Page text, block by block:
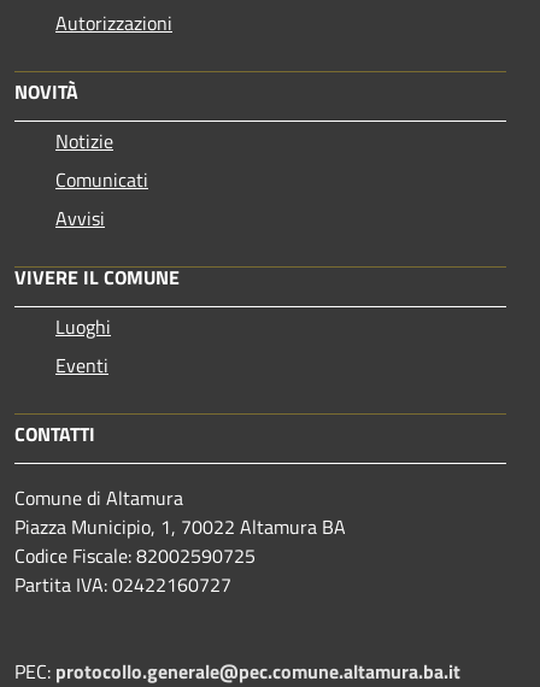
Autorizzazioni
NOVITÀ
Notizie
Comunicati
Avvisi
VIVERE IL COMUNE
Luoghi
Eventi
CONTATTI
Comune di Altamura
Piazza Municipio, 1, 70022 Altamura BA
Codice Fiscale: 82002590725
Partita IVA: 02422160727
PEC: protocollo.generale@pec.comune.altamura.ba.it